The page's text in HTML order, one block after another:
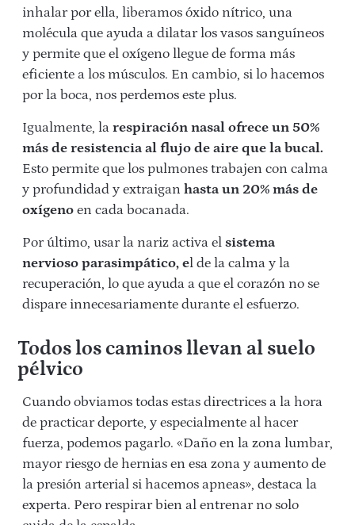
inhalar por ella, liberamos óxido nítrico, una
molécula que ayuda a dilatar los vasos sanguíneos
y permite que el oxígeno llegue de forma más
eficiente a los músculos. En cambio, si lo hacemos
por la boca, nos perdemos este plus.
Igualmente, la respiración nasal ofrece un 50%
más de resistencia al flujo de aire que la bucal.
Esto permite que los pulmones trabajen con calma
y profundidad y extraigan hasta un 20% más de
oxígeno en cada bocanada.
Por último, usar la nariz activa el sistema
nervioso parasimpático, el de la calma y la
recuperación, lo que ayuda a que el corazón no se
dispare innecesariamente durante el esfuerzo.
Todos los caminos llevan al suelo
pélvico
Cuando obviamos todas estas directrices a la hora
de practicar deporte, y especialmente al hacer
fuerza, podemos pagarlo. «Daño en la zona lumbar,
mayor riesgo de hernias en esa zona y aumento de
la presión arterial si hacemos apneas», destaca la
experta. Pero respirar bien al entrenar no solo